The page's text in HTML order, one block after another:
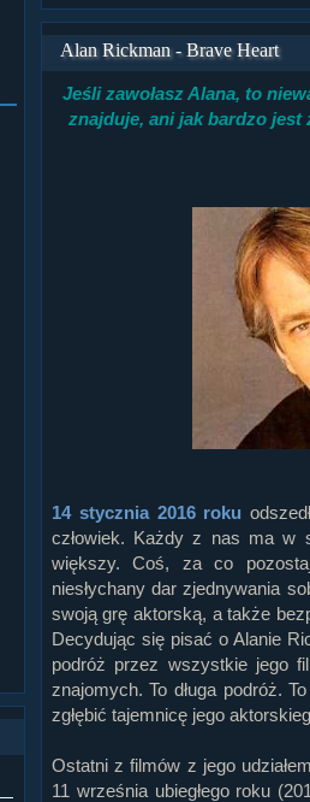
Alan Rickman - Brave Heart
Jeśli zawołasz Alana, to
znajduje, ani jak bardzo jest
14 stycznia 2016 roku
człowiek. Każdy z nas ma w
większy. Coś, za co
niesłychany dar zjednywania
swoją grę aktorską, a także
Decydując się pisać o Alanie
podróż przez wszystkie jego
znajomych. To długa podróż.
zgłębić tajemnicę jego
Ostatni z filmów z jego
11 września ubiegłego roku